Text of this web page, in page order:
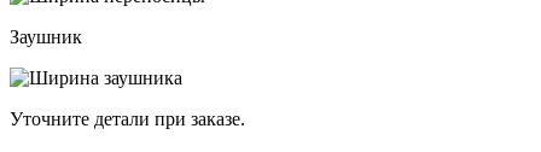
Заушник
Уточните детали при заказе.